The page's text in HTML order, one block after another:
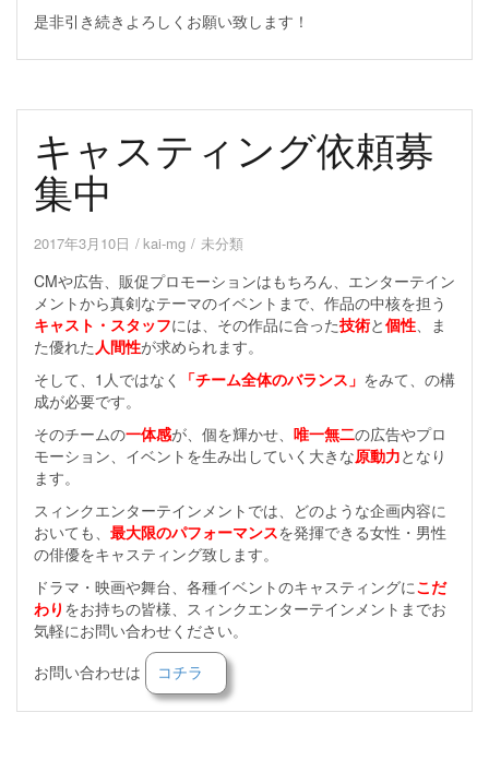
是非引き続きよろしくお願い致します！
キャスティング依頼募
集中
2017年3月10日 kai-mg 未分類
CMや広告、販促プロモーションはもちろん、エンターテイン
メントから真剣なテーマのイベントまで、作品の中核を担う
キャスト・スタッフには、その作品に合った技術と個性、ま
た優れた 人間性が求められます。
そして、1人ではなく
「チーム全体のバランス」 をみて、の構
成が必要です。
そのチームの一体感が、個を輝かせ、 唯一無二の広告やプロ
モーション、イベントを生み出していく大きな原動力となり
ます。
スィンクエンターテインメントでは、どのような企画内容に
おいても、 最大限のパフォーマンスを発揮できる女性・男性
の俳優をキャスティング致します。
ドラマ・映画や舞台、各種イベントのキャスティングにこだ
わり をお持ちの皆様、スィンクエンターテインメントまでお
気軽にお問い合わせください。
お問い合わせは
コチラ